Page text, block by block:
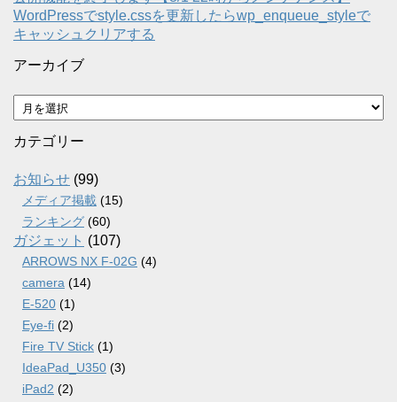
WordPressでstyle.cssを更新したらwp_enqueue_styleで
キャッシュクリアする
アーカイブ
ア
ー
カ
ブ
カテゴリー
お知らせ (99)
メディア掲載 (15)
ランキング (60)
ガジェット (107)
ARROWS NX F-02G (4)
camera (14)
E-520 (1)
Eye-fi (2)
Fire TV Stick (1)
IdeaPad_U350 (3)
iPad2 (2)